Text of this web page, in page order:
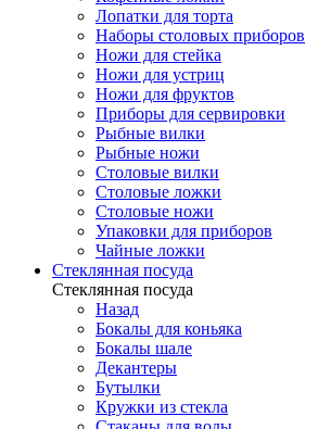
Лопатки для торта
Наборы столовых приборов
Ножи для стейка
Ножи для устриц
Ножи для фруктов
Приборы для сервировки
Рыбные вилки
Рыбные ножи
Столовые вилки
Столовые ложки
Столовые ножи
Упаковки для приборов
Чайные ложки
Стеклянная посуда
Стеклянная посуда
Назад
Бокалы для коньяка
Бокалы шале
Декантеры
Бутылки
Кружки из стекла